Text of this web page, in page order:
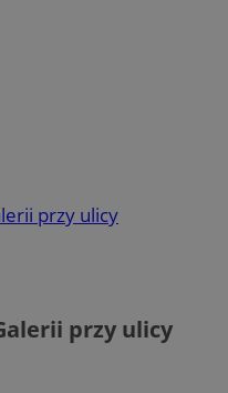
przy ulicy
przy ulicy